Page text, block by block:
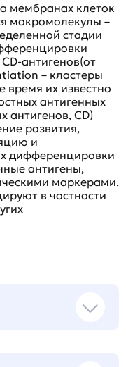
мембранах клеток
макромолекулы –
стадии
антигенов(от
– кластеры
их известно
антигенных
антигенов, CD)
развития,
и
дифференцировки
антигены,
маркерами.
в частности